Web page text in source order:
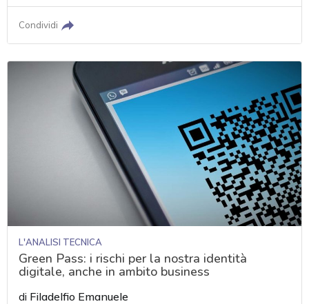
Condividi
L'ANALISI TECNICA
Green Pass: i rischi per la nostra identità
digitale, anche in ambito business
di Filadelfio Emanuele